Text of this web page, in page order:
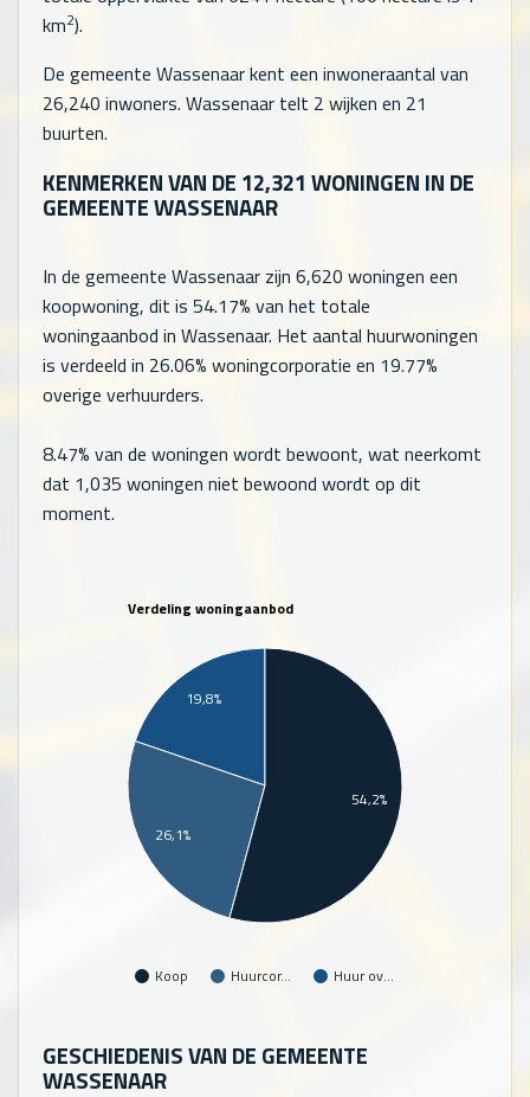
km2).
De gemeente Wassenaar kent een inwoneraantal van
26,240 inwoners. Wassenaar telt 2 wijken en 21
buurten.
KENMERKEN VAN DE 12,321 WONINGEN IN DE
GEMEENTE WASSENAAR
In de gemeente Wassenaar zijn 6,620 woningen een
koopwoning, dit is 54.17% van het totale
woningaanbod in Wassenaar. Het aantal huurwoningen
is verdeeld in 26.06% woningcorporatie en 19.77%
overige verhuurders.
8.47% van de woningen wordt bewoont, wat neerkomt
dat 1,035 woningen niet bewoond wordt op dit
moment.
Verdeling woningaanbod
Koop Huurcor… Huur ov…
19,8%
26,1%
54,2%
GESCHIEDENIS VAN DE GEMEENTE
WASSENAAR